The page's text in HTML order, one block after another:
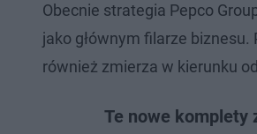
Obecnie strategia Pepco
jako głównym filarze biznesu.
również zmierza w kierunku
Te nowe komplety